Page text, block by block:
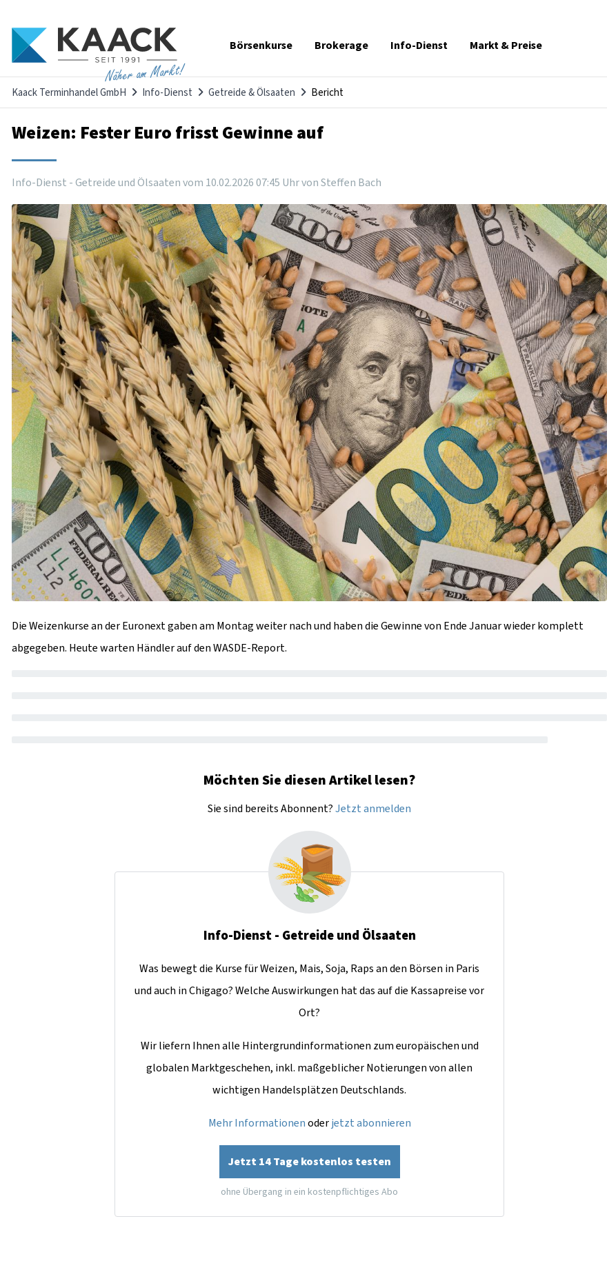
Näher am Markt!
Navigation
Börsenkurse Brokerage Info-Dienst Markt & Preise
Kaack Terminhandel GmbH Info-Dienst Getreide & Ölsaaten Bericht
Weizen: Fester Euro frisst Gewinne auf
Info-Dienst - Getreide und Ölsaaten vom 10.02.202607:45 Uhrvon Steffen Bach
Die Weizenkurse an der Euronext gaben am Montag weiter nach und haben die Gewinne von Ende Januar wieder komplett
abgegeben. Heute warten Händler auf den WASDE-Report.
Möchten Sie diesen Artikel lesen?
Sie sind bereits Abonnent?Jetzt anmelden
Info-Dienst - Getreide und Ölsaaten
Was bewegt die Kurse für Weizen, Mais, Soja, Raps an den Börsen in Paris
und auch in Chigago? Welche Auswirkungen hat das auf die Kassapreise vor
Ort?
Wir liefern Ihnen alle Hintergrundinformationen zum europäischen und
globalen Marktgeschehen, inkl. maßgeblicher Notierungen von allen
wichtigen Handelsplätzen Deutschlands.
Mehr Informationenoderjetzt abonnieren
Jetzt 14 Tage kostenlos testen
ohne Übergang in ein kostenpflichtiges Abo